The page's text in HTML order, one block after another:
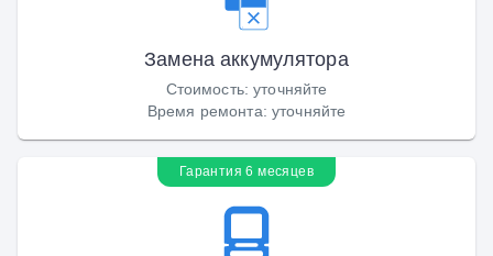
Замена аккумулятора
Стоимость:уточняйте
Время ремонта: уточняйте
Гарантия 6 месяцев